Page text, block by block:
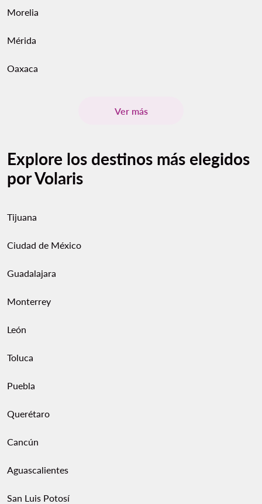
Morelia
Mérida
Oaxaca
Ver más
Explore los destinos más elegidos
por Volaris
Tijuana
Ciudad de México
Guadalajara
Monterrey
León
Toluca
Puebla
Querétaro
Cancún
Aguascalientes
San Luis Potosí